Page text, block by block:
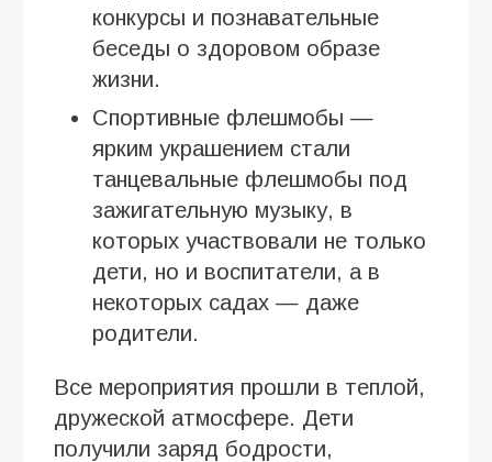
конкурсы и познавательные
беседы о здоровом образе
жизни.
Спортивные флешмобы —
ярким украшением стали
танцевальные флешмобы под
зажигательную музыку, в
которых участвовали не только
дети, но и воспитатели, а в
некоторых садах — даже
родители.
Все мероприятия прошли в теплой,
дружеской атмосфере. Дети
получили заряд бодрости,